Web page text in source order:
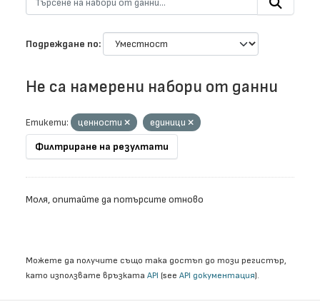
Подреждане по
Не са намерени набори от данни
Етикети: ценности
единици
Филтриране на резултати
Моля, опитайте да потърсите отново
Можете да получите също така достъп до този регистър,
като използвате връзката API (see API документация).